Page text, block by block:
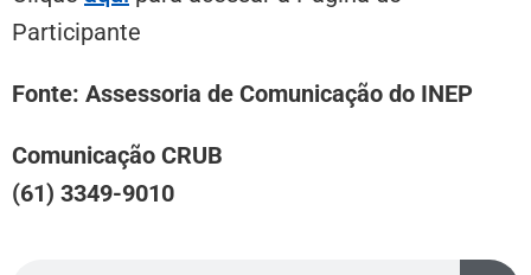
Participante
Fonte: Assessoria de Comunicação do INEP
Comunicação CRUB
(61) 3349-9010